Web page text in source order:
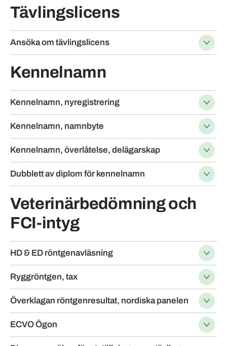
Tävlingslicens
Ansöka om tävlingslicens
Kennelnamn
Kennelnamn, nyregistrering
Kennelnamn, namnbyte
Kennelnamn, överlåtelse, delägarskap
Dubblett av diplom för kennelnamn
Veterinärbedömning och
FCI-intyg
HD & ED röntgenavläsning
Ryggröntgen, tax
Överklagan röntgenresultat, nordiska panelen
ECVO Ögon